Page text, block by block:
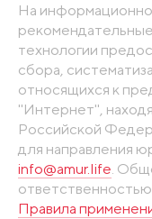
На
технологии
сбора,
относящихся к
"Интернет",
Российской
для направления
info@amur.life.
Правила